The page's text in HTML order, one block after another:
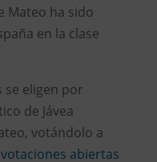
Mateo ha sido
en la clase
se eligen por
de Jávea
votándolo a
votaciones abiertas